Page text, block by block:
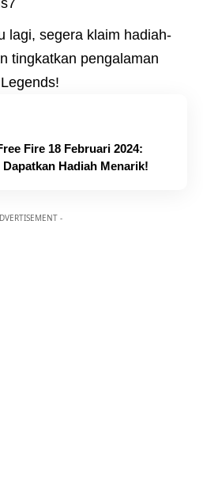
lagi, segera klaim hadiah-
tingkatkan pengalaman
Fire 18 Februari 2024:
Hadiah Menarik!
-